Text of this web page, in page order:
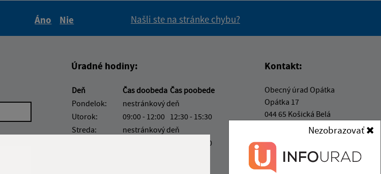
Nezobrazovať
Áno
Nie
Našli ste na stránke chybu?
Úradné hodiny:
Deň Čas doobeda Čas poobede
Pondelok:
nestránkový deň
Utorok:
09:00 - 12:00 12:30 - 15:30
Streda:
nestránkový deň
12:30 - 15:30
Kontakt:
Obecný úrad Opátka
Opátka 17
044 65 Košická Belá
info@opatka.sk
+421 556 961 100
IČO: 00690465